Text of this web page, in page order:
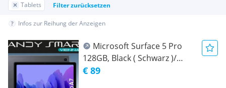
Tablets Filter zurücksetzen
Infos zur Reihung der Anzeigen
Microsoft Surface 5 Pro
128GB, Black ( Schwarz )/
Topzustand, Wie Neu/
€ 89